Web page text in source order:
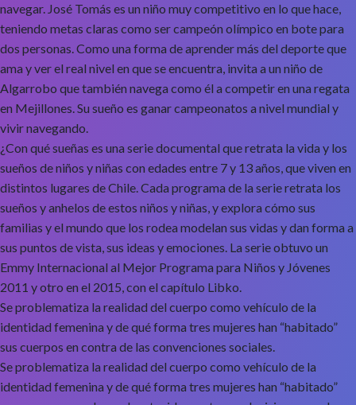
navegar. José Tomás es un niño muy competitivo en lo que hace,
teniendo metas claras como ser campeón olímpico en bote para
dos personas. Como una forma de aprender más del deporte que
ama y ver el real nivel en que se encuentra, invita a un niño de
Algarrobo que también navega como él a competir en una regata
en Mejillones. Su sueño es ganar campeonatos a nivel mundial y
vivir navegando.
¿Con qué sueñas es una serie documental que retrata la vida y los
sueños de niños y niñas con edades entre 7 y 13 años, que viven en
distintos lugares de Chile. Cada programa de la serie retrata los
sueños y anhelos de estos niños y niñas, y explora cómo sus
familias y el mundo que los rodea modelan sus vidas y dan forma a
sus puntos de vista, sus ideas y emociones. La serie obtuvo un
Emmy Internacional al Mejor Programa para Niños y Jóvenes
2011 y otro en el 2015, con el capítulo Libko.
Se problematiza la realidad del cuerpo como vehículo de la
identidad femenina y de qué forma tres mujeres han “habitado”
sus cuerpos en contra de las convenciones sociales.
Se problematiza la realidad del cuerpo como vehículo de la
identidad femenina y de qué forma tres mujeres han “habitado”